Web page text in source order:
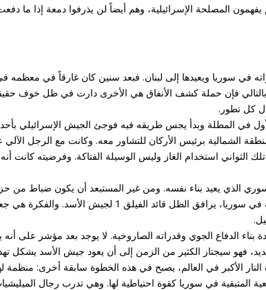
المصلحة الإسرائيلية، وهم أيضاً لن يذرفوا دمعة إذا ما دفعت
في سوريا ويعيدها إلى لبنان. فبعد سنين كان غارقاً في معظمه
وبالتالي فإن حملة كشف الأنفاق هي الأخرى دارت في ظل خوف
كل تطور.
في المطلة وبدأ يجس طريقه فيه فوجئ الجيش الإسرائيلي
الشمالية برئيس الأركان للتشاور معه. وكانت مع الرجل الآلي
الثواني استخدام الغاز وليس الوسيلة الفتاكة. وفرضيته كانت
الذي يعيد بناء نفسه. ومن غير المستبعد أن يكون ضباط من
مناصب في جيش الأسد. الحاج هاشم، قائد قوة الجنوب لحزب الله في سوريا، يرافق الظل
الدفاع الجوي وقدراته الصاروخية. لا يوجد بعد مؤشر على أنه
فهو سيجتاز الكثير من الزمن إلى أن يعود جيش الأسد يشكل
الأكبر في العالم، يصبح في هذه الخطوة سابقة أخرى: منظمة
المتبقية في سوريا كقوة احتياطية لها. وهي تدرب رجال